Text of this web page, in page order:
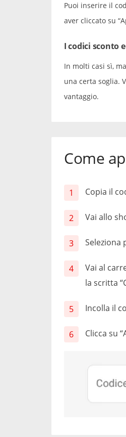
Puoi inserire il
aver cliccato su
I codici sconto
In molti casi sì,
una certa soglia.
vantaggio.
Come
Copia il
Vai allo
Seleziona
Vai al
la scritta
Incolla il
Clicca su